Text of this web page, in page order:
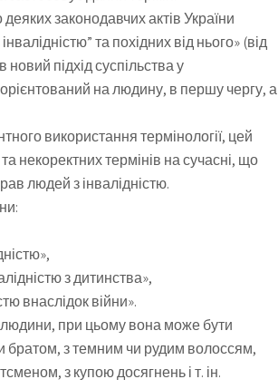
законодавчих актів України
та похідних від нього» (від
підхід суспільства у
на людину, в першу чергу, а
використання термінології, цей
некоректних термінів на сучасні, що
людей з інвалідністю.
з дитинства»,
внаслідок війни».
людини, при цьому вона може бути
з темним чи рудим волоссям,
з купою досягнень і т. ін.